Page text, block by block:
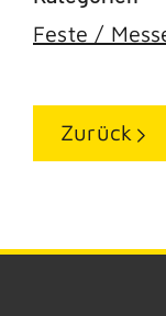
Feste /
Zurück